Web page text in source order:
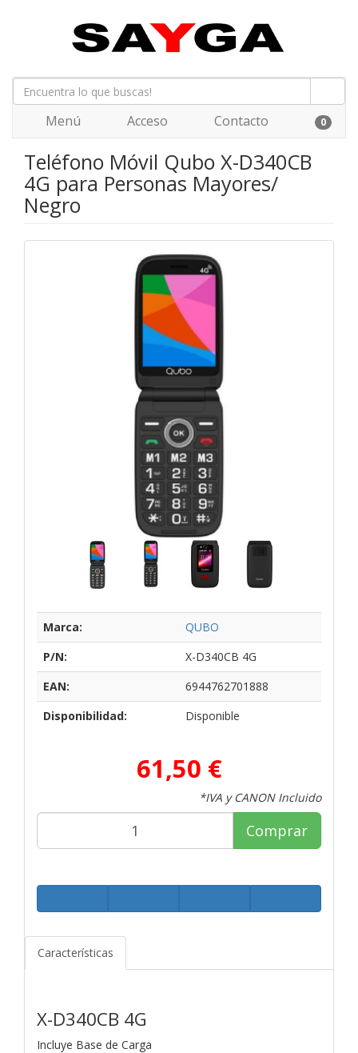
Menú Acceso Contacto 0
Teléfono Móvil Qubo X-D340CB
4G para Personas Mayores/
Negro
Marca:
QUBO
P/N:
X-D340CB 4G
EAN:
6944762701888
Disponibilidad:
Disponible
61,50 €
*IVA y CANON Incluido
Comprar
Características
X-D340CB 4G
Incluye Base de Carga